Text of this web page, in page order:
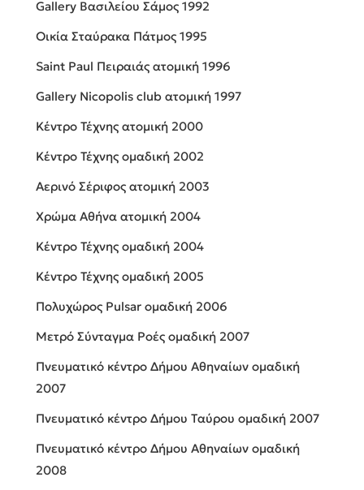
Gallery Βασιλείου Σάμος 1992
Οικία Σταύρακα Πάτμος 1995
Saint Paul Πειραιάς ατομική 1996
Gallery Nicopolis club ατομική 1997
Κέντρο Τέχνης ατομική 2000
Κέντρο Τέχνης ομαδική 2002
Aερινό Σέριφος ατομική 2003
Χρώμα Αθήνα ατομική 2004
Κέντρο Τέχνης ομαδική 2004
Κέντρο Τέχνης ομαδική 2005
Πολυχώρος Pulsar ομαδική 2006
Μετρό Σύνταγμα Ροές ομαδική 2007
Πνευματικό κέντρο Δήμου Αθηναίων ομαδική
2007
Πνευματικό κέντρο Δήμου Tαύρου ομαδική 2007
Πνευματικό κέντρο Δήμου Αθηναίων ομαδική
2008